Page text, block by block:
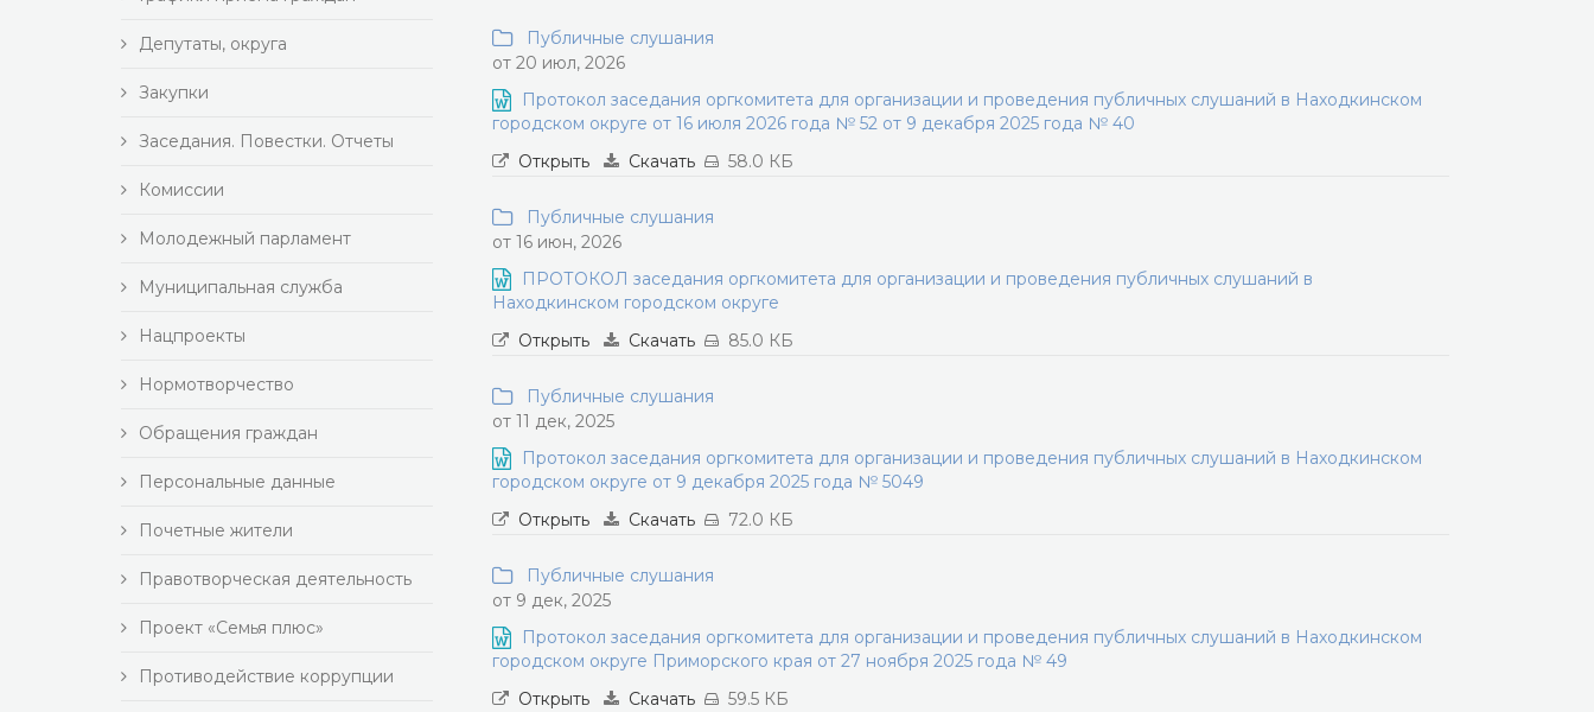
Депутаты, округа
Закупки
Заседания. Повестки. Отчеты
Комиссии
Молодежный парламент
Муниципальная служба
Нацпроекты
Нормотворчество
Обращения граждан
Персональные данные
Почетные жители
Правотворческая деятельность
Проект «Семья плюс»
Противодействие коррупции
Публичные слушания
от 20 июл, 2026
Протокол заседания оргкомитета для организации и проведения публичных слушаний в Находкинском
городском округе от 16 июля 2026 года № 52 от 9 декабря 2025 года № 40
Открыть
Скачать 58.0 КБ
Публичные слушания
от 16 июн, 2026
ПРОТОКОЛ заседания оргкомитета для организации и проведения публичных слушаний в
Находкинском городском округе
Открыть
Скачать 85.0 КБ
Публичные слушания
от 11 дек, 2025
Протокол заседания оргкомитета для организации и проведения публичных слушаний в Находкинском
городском округе от 9 декабря 2025 года № 5049
Открыть
Скачать 72.0 КБ
Публичные слушания
от 9 дек, 2025
Протокол заседания оргкомитета для организации и проведения публичных слушаний в Находкинском
городском округе Приморского края от 27 ноября 2025 года № 49
Открыть
Скачать 59.5 КБ